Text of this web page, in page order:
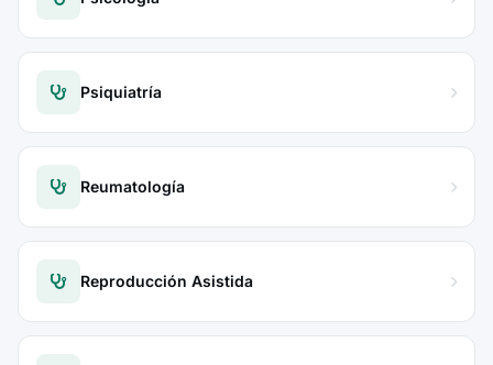
Psiquiatría
Reumatología
Reproducción Asistida